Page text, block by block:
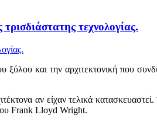
τεχνολογίας.
και την αρχιτεκτονική που
αν είχαν τελικά
Frank Lloyd Wright.